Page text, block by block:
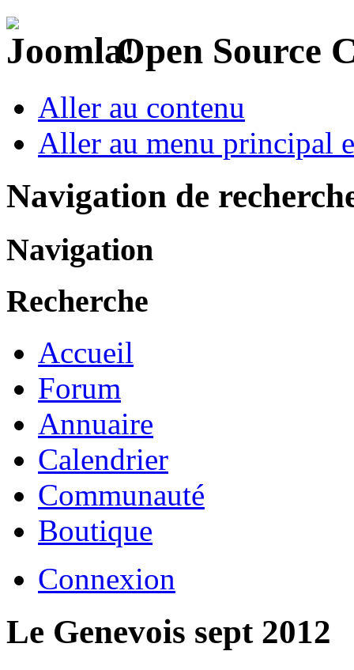
Open Source
Aller au contenu
Aller au menu principal
Navigation de
Navigation
Recherche
Accueil
Forum
Annuaire
Calendrier
Communauté
Boutique
Connexion
Le Genevois sept 2012